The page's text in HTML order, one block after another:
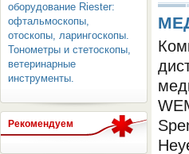
оборудование Riester:
офтальмоскопы,
отоскопы, ларингоскопы.
Тонометры и стетоскопы,
ветеринарные
инструменты.
Рекомендуем